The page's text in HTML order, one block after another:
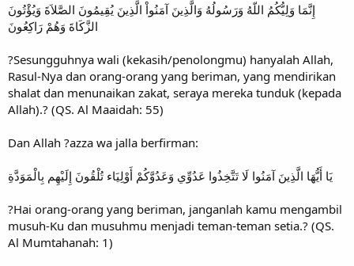
إِنَّمَا وَلِيُّكُمُ اللّهُ وَرَسُولُهُ وَالَّذِينَ آمَنُواْ الَّذِينَ يُقِيمُونَ الصَّلاَةَ وَيُؤْتُونَ
الزَّكَاةَ وَهُمْ رَاكِعُونَ
?Sesungguhnya wali (kekasih/penolongmu) hanyalah Allah,
Rasul-Nya dan orang-orang yang beriman, yang mendirikan
shalat dan menunaikan zakat, seraya mereka tunduk (kepada
Allah).? (QS. Al Maaidah: 55)
Dan Allah ?azza wa jalla berfirman:
يَا أَيُّهَا الَّذِينَ آمَنُوا لَا تَتَّخِذُوا عَدُوِّي وَعَدُوَّكُمْ أَوْلِيَاء تُلْقُونَ إِلَيْهِم بِالْمَوَدَّةِ
?Hai orang-orang yang beriman, janganlah kamu mengambil
musuh-Ku dan musuhmu menjadi teman-teman setia.? (QS.
Al Mumtahanah: 1)